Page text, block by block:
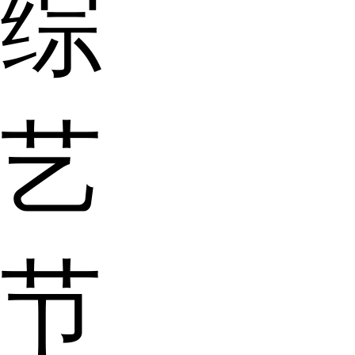
综
艺
节